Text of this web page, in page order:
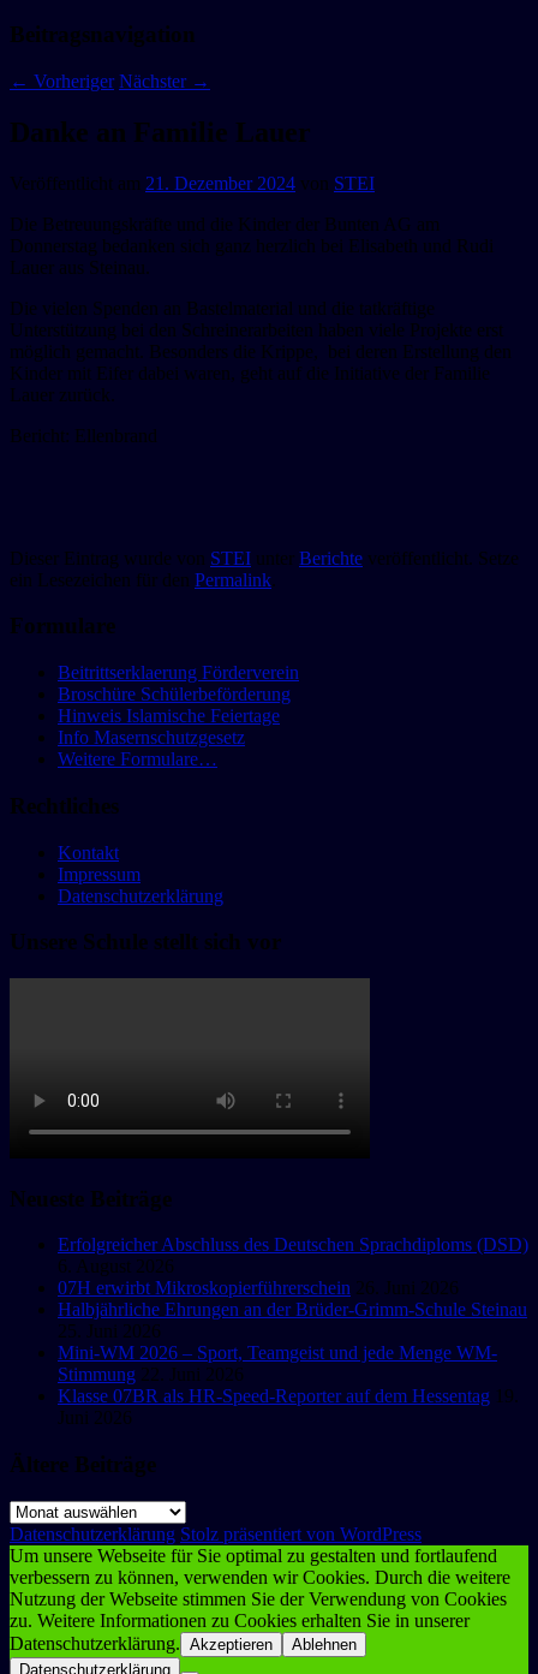
Beitragsnavigation
← Vorheriger Nächster →
Danke an Familie Lauer
Veröffentlicht am 21. Dezember 2024 von STEI
Die Betreuungskräfte und die Kinder der Bunten AG am
Donnerstag bedanken sich ganz herzlich bei Elisabeth und Rudi
Lauer aus Steinau.
Die vielen Spenden an Bastelmaterial und die tatkräftige
Unterstützung bei den Schreinerarbeiten haben viele Projekte erst
möglich gemacht. Besonders die Krippe, bei deren Erstellung den
Kinder mit Eifer dabei waren, geht auf die Initiative der Familie
Lauer zurück.
Bericht: Ellenbrand
Dieser Eintrag wurde von STEI unter Berichte veröffentlicht. Setze
ein Lesezeichen für den Permalink.
Formulare
Beitrittserklaerung Förderverein
Broschüre Schülerbeförderung
Hinweis Islamische Feiertage
Info Masernschutzgesetz
Weitere Formulare…
Rechtliches
Kontakt
Impressum
Datenschutzerklärung
Unsere Schule stellt sich vor
Neueste Beiträge
Erfolgreicher Abschluss des Deutschen Sprachdiploms (DSD)
6. August 2026
07H erwirbt Mikroskopierführerschein 26. Juni 2026
Halbjährliche Ehrungen an der Brüder-Grimm-Schule Steinau
25. Juni 2026
Mini-WM 2026 – Sport, Teamgeist und jede Menge WM-
Stimmung 22. Juni 2026
Klasse 07BR als HR-Speed-Reporter auf dem Hessentag 19.
Juni 2026
Ältere Beiträge
Ältere
Beiträge
Datenschutzerklärung Stolz präsentiert von WordPress
Um unsere Webseite für Sie optimal zu gestalten und fortlaufend
verbessern zu können, verwenden wir Cookies. Durch die weitere
Nutzung der Webseite stimmen Sie der Verwendung von Cookies
zu. Weitere Informationen zu Cookies erhalten Sie in unserer
Datenschutzerklärung. Akzeptieren
Ablehnen
Datenschutzerklärung